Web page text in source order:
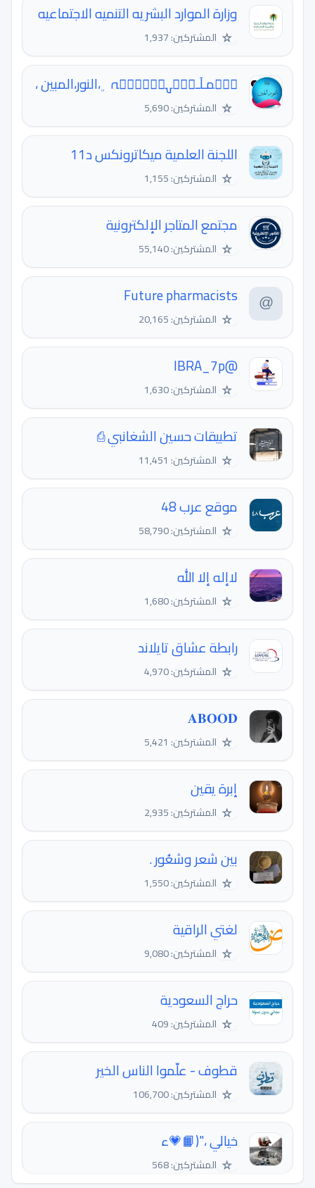
وزارة الموارد البشريه التنميه الاجتماعيه
☆ المشتركين: 1,937
مۣۗمـلَـكۣۗہهۣۗهۣۗہ ﮼،النور،المبين ،
☆ المشتركين: 5,690
اللجنة العلمية ميكاترونكس د11
☆ المشتركين: 1,155
مجتمع المتاجر الإلكترونية
☆ المشتركين: 55,140
Future pharmacists
☆ المشتركين: 20,165
@IBRA_7p
☆ المشتركين: 1,630
تطبيقات حسين الشغانبي ⎙
☆ المشتركين: 11,451
موقع عرب 48
☆ المشتركين: 58,790
لاإله إلا الله
☆ المشتركين: 1,680
رابطة عشاق تايلاند
☆ المشتركين: 4,970
𝐀𝐁𝐎𝐎𝐃
☆ المشتركين: 5,421
إبرة يقين
☆ المشتركين: 2,935
بين شعر وشعُور .
☆ المشتركين: 1,550
لغتي الراقية
☆ المشتركين: 9,080
حراج السعودية
☆ المشتركين: 409
قطوف - علّموا الناس الخير
☆ المشتركين: 106,700
خيالي ،"(📙💗ء
☆ المشتركين: 568